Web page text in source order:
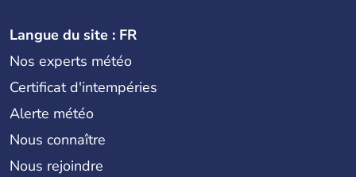
Langue du site : FR
Nos experts météo
Certificat d'intempéries
Alerte météo
Nous connaître
Nous rejoindre